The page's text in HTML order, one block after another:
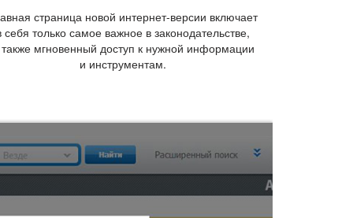
страница новой интернет-версии включает
только самое важное в законодательстве,
мгновенный доступ к нужной информации
и инструментам.